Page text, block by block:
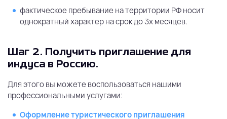
фактическое пребывание на территории РФ носит
однократный характер на срок до 3х месяцев.
Шаг 2. Получить приглашение для
индуса в Россию.
Для этого вы можете воспользоваться нашими
профессиональными услугами:
Оформление туристического приглашения